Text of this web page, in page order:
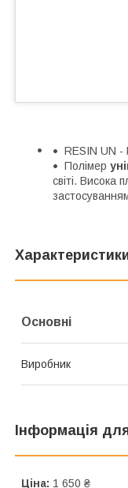
RESIN UN -
Полімер
світі. Висока
Основні
Виробник
Інформація
Ціна: 1 650 ₴